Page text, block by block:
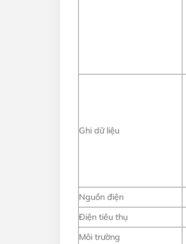
Ghi dữ liệu
Nguồn điện
Điện tiêu thụ
Môi trường